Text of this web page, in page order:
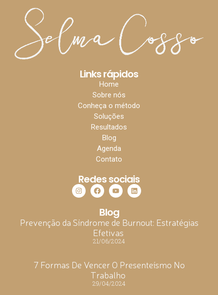
Links rápidos
Home
Sobre nós
Conheça o método
Soluções
Resultados
Blog
Agenda
Contato
Redes sociais
Blog
Prevenção da Síndrome de Burnout: Estratégias
Efetivas
21/06/2024
7 Formas De Vencer O Presenteísmo No
Trabalho
29/04/2024